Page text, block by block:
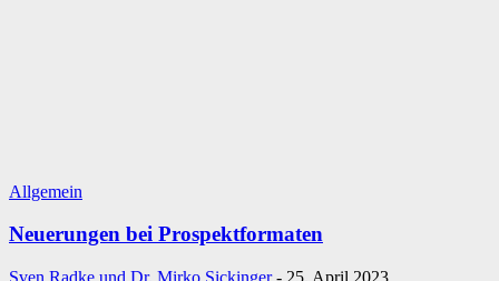
Allgemein
Neuerungen bei Prospektformaten
Sven Radke und Dr. Mirko Sickinger - 25. April 2023